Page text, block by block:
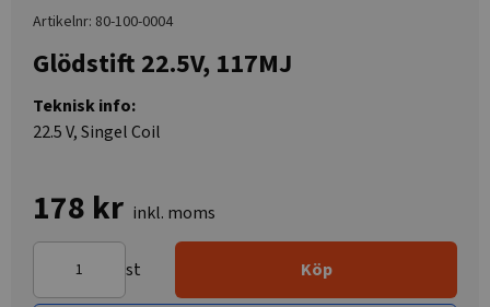
Artikelnr: 80-100-0004
Glödstift 22.5V, 117MJ
Teknisk info:
22.5 V, Singel Coil
178 kr inkl. moms
st Köp